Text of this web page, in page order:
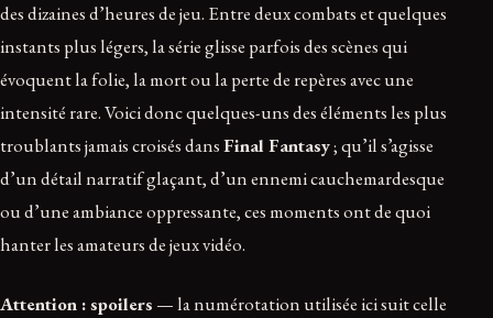
des dizaines d’heures de jeu. Entre deux combats et quelques
instants plus légers, la série glisse parfois des scènes qui
évoquent la folie, la mort ou la perte de repères avec une
intensité rare. Voici donc quelques-uns des éléments les plus
troublants jamais croisés dansFinal Fantasy; qu’il s’agisse
d’un détail narratif glaçant, d’un ennemi cauchemardesque
ou d’une ambiance oppressante, ces moments ont de quoi
hanter les amateurs de jeux vidéo.
Attention : spoilers — la numérotation utilisée ici suit celle